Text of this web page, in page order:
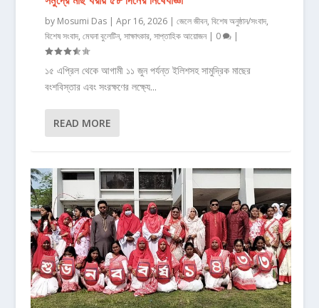
by Mosumi Das| Apr 16, 2026| জেলে জীবন, বিশেষ অনুষ্ঠান/সংবাদ,
বিশেষ সংবাদ, মেঘনা বুলেটিন, সাক্ষাৎকার, সাপ্তাহিক আয়োজন| 0 |
১৫ এপ্রিল থেকে আগামী ১১ জুন পর্যন্ত ইলিশসহ সামুদ্রিক মাছের
বংশবিস্তার এবং সংরক্ষণের লক্ষ্যে...
READ MORE